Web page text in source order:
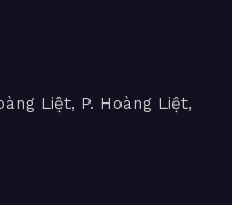
Liệt, P. Hoàng Liệt,